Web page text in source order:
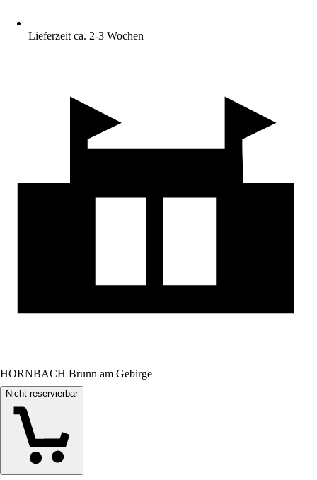
Lieferzeit ca. 2-3 Wochen
HORNBACH Brunn am Gebirge
Nicht reservierbar